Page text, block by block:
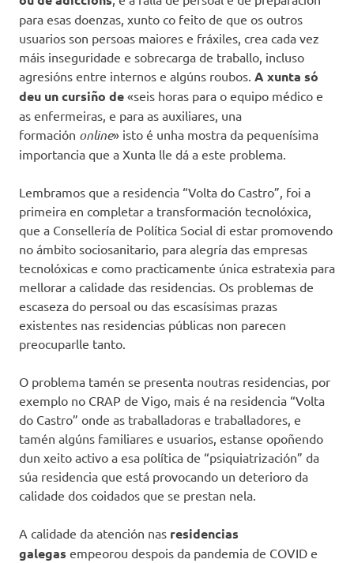
para esas doenzas, xunto co feito de que os outros
usuarios son persoas maiores e fráxiles, crea cada vez
máis inseguridade e sobrecarga de traballo, incluso
agresións entre internos e algúns roubos. A xunta só
deu un cursiño de «seis horas para o equipo médico e
as enfermeiras, e para as auxiliares, una
formación online» isto é unha mostra da pequenísima
importancia que a Xunta lle dá a este problema.
Lembramos que a residencia “Volta do Castro”, foi a
primeira en completar a transformación tecnolóxica,
que a Consellería de Política Social di estar promovendo
no ámbito sociosanitario, para alegría das empresas
tecnolóxicas e como practicamente única estratexia para
mellorar a calidade das residencias. Os problemas de
escaseza do persoal ou das escasísimas prazas
existentes nas residencias públicas non parecen
preocuparlle tanto.
O problema tamén se presenta noutras residencias, por
exemplo no CRAP de Vigo, mais é na residencia “Volta
do Castro” onde as traballadoras e traballadores, e
tamén algúns familiares e usuarios, estanse opoñendo
dun xeito activo a esa política de “psiquiatrización” da
súa residencia que está provocando un deterioro da
calidade dos coidados que se prestan nela.
A calidade da atención nas residencias
galegas empeorou despois da pandemia de COVID e